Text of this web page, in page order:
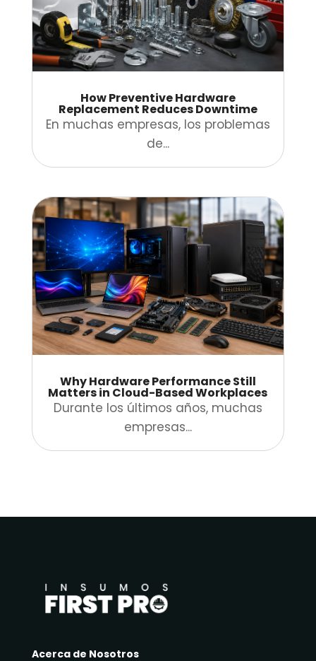
How Preventive Hardware
Replacement Reduces Downtime
En muchas empresas, los problemas
de...
Why Hardware Performance Still
Matters in Cloud-Based Workplaces
Durante los últimos años, muchas
empresas...
Acerca de Nosotros